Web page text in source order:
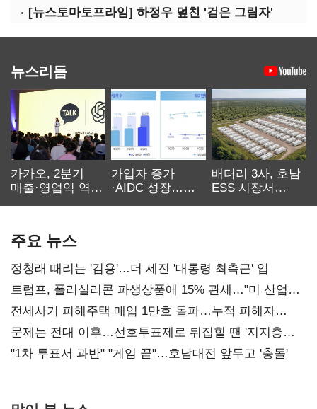
[뉴스토마토프라임] 하정우 덮친 '검은 그림자'
뉴스리듬
카카오, 2분기
매출·영업익 역대
가입자 증가
·AIDC 성장…
배터리 3사, 호남
ESS 시장서
주요 뉴스
정청래 때리는 '김용'…더 세진 '대통령 최측근' 입
트럼프, 폴리실리콘 파생상품에 15% 관세…"미 산업
재건"
전세사기 피해주택 매입 1만호 돌파…누적 피해자
4만278명
문제는 전대 이후…선호투표제로 뒤집힐 땐 '지지층
불복'
"1차 투표서 과반" "게임 끝"…호남대전 앞두고 '충돌'